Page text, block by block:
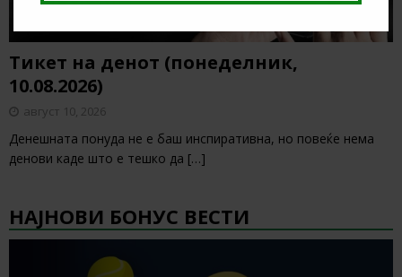
Тикет на денот (понеделник,
10.08.2026)
август 10, 2026
Денешната понуда не е баш инспиративна, но повеќе нема
денови каде што е тешко да […]
НАЈНОВИ БОНУС ВЕСТИ